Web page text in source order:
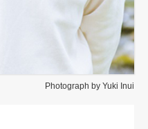
Photograph by Yuki Inui